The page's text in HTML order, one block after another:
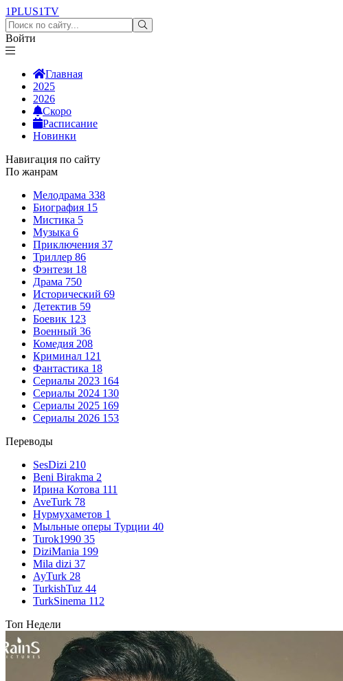
1PLUS1TV
Войти
Главная
2025
2026
Скоро
Расписание
Новинки
Навигация по сайту
По жанрам
Мелодрама 338
Биография 15
Мистика 5
Музыка 6
Приключения 37
Триллер 86
Фэнтези 18
Драма 750
Исторический 69
Детектив 59
Боевик 123
Военный 36
Комедия 208
Криминал 121
Фантастика 18
Сериалы 2023 164
Сериалы 2024 130
Сериалы 2025 169
Сериалы 2026 153
Переводы
SesDizi 210
Beni Birakma 2
Ирина Котова 111
AveTurk 78
Нурмухаметов 1
Мыльные оперы Турции 40
Turok1990 35
DiziMania 199
Mila dizi 37
AyTurk 28
TurkishTuz 44
TurkSinema 112
Топ Недели